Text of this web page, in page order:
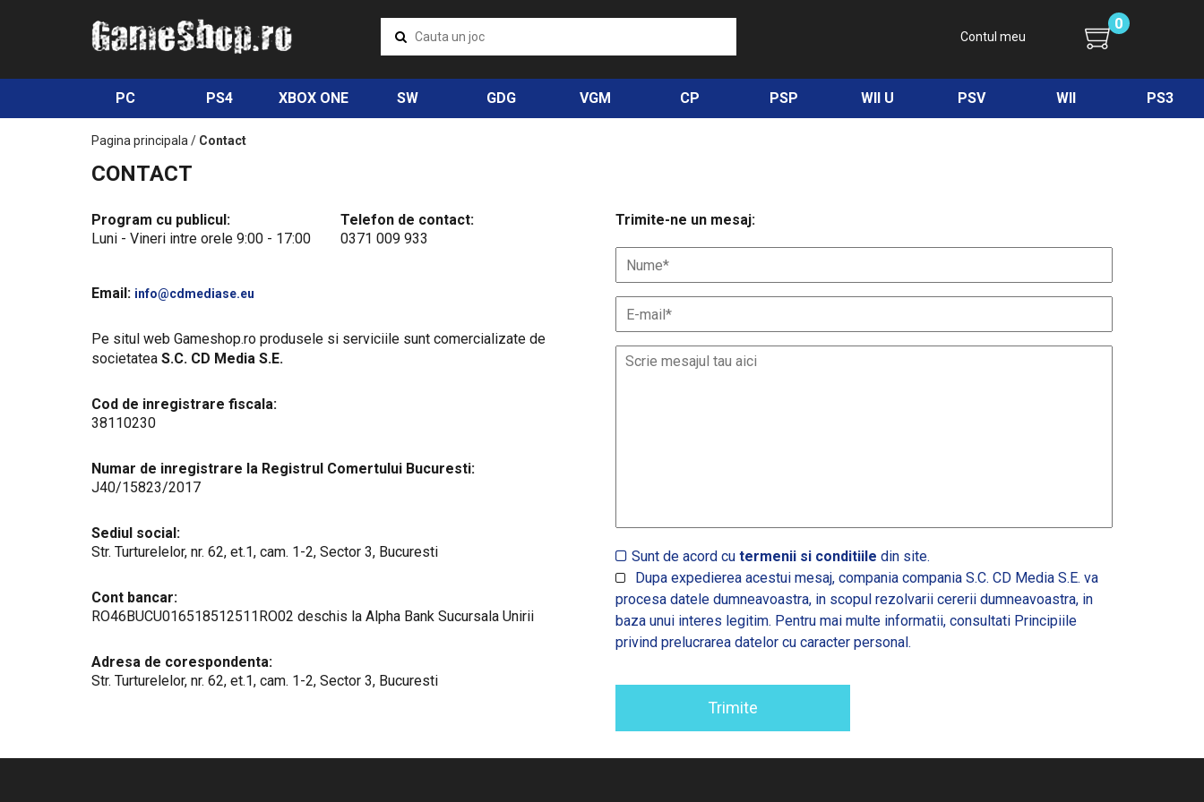
Contul meu
0
PC PS4 XBOX ONE SW GDG VGM CP PSP WII U PSV WII PS3
Pagina principala / Contact
CONTACT
Program cu publicul:
Luni - Vineri intre orele 9:00 - 17:00
Telefon de contact:
0371 009 933
Email: info@cdmediase.eu
Pe situl web Gameshop.ro produsele si serviciile sunt comercializate de
societatea S.C. CD Media S.E.
Cod de inregistrare fiscala:
38110230
Numar de inregistrare la Registrul Comertului Bucuresti:
J40/15823/2017
Sediul social:
Str. Turturelelor, nr. 62, et.1, cam. 1-2, Sector 3, Bucuresti
Cont bancar:
RO46BUCU016518512511RO02 deschis la Alpha Bank Sucursala Unirii
Adresa de corespondenta:
Str. Turturelelor, nr. 62, et.1, cam. 1-2, Sector 3, Bucuresti
Trimite-ne un mesaj:
Sunt de acord cu termenii si conditiile din site.
Dupa expedierea acestui mesaj, compania compania S.C. CD Media S.E. va
procesa datele dumneavoastra, in scopul rezolvarii cererii dumneavoastra, in
baza unui interes legitim. Pentru mai multe informatii, consultati Principiile
privind prelucrarea datelor cu caracter personal.
Trimite